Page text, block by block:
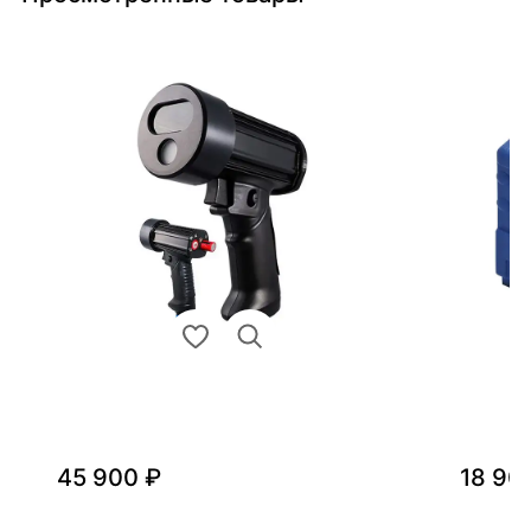
45 900 ₽ 18